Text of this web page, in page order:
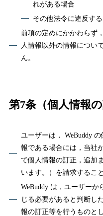
れがある場合
その他法令に違反す
前項の定めにかかわらず
人情報以外の情報につい
ん。
第7条（個人情報
ユーザーは， WeBuddy
報である場合には，当社
て個人情報の訂正，追加
います。）を請求するこ
WeBuddy は，ユーザー
じる必要があると判断し
報の訂正等を行うものとし